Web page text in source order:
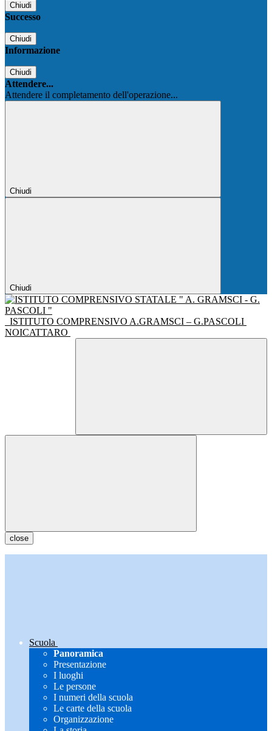
Chiudi
Successo
Chiudi
Informazione
Chiudi
Attendere...
Attendere il completamento dell'operazione...
Chiudi
Chiudi
ISTITUTO COMPRENSIVO A.GRAMSCI – G.PASCOLI
NOICATTARO
close
Scuola
Panoramica
Presentazione
I luoghi
Le persone
I numeri della scuola
Le carte della scuola
Organizzazione